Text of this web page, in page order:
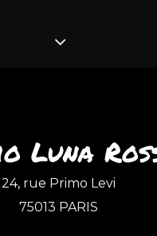
Luna
24, rue Primo Levi
75013 PARIS